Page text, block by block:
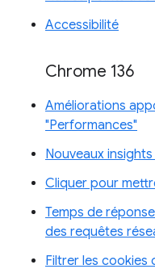
Accessibilité
Chrome 136
Améliorations
"Performances"
Nouveaux
Cliquer pour
Temps de
des requêtes
Filtrer les cookies